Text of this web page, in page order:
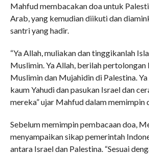
Mahfud membacakan doa untuk
Arab, yang kemudian diikuti dan
santri yang hadir.
“Ya Allah, muliakan dan tinggikanlah
Muslimin. Ya Allah, berilah pertolongan
Muslimin dan Mujahidin di Palestina.
kaum Yahudi dan pasukan Israel dan
mereka” ujar Mahfud dalam memimpin
Sebelum memimpin pembacaan doa,
menyampaikan sikap pemerintah
antara Israel dan Palestina. “Sesuai